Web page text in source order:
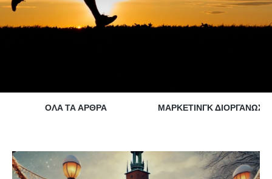
ΌΛΑ ΤΑ ΆΡΘΡΑ ΜΆΡΚΕΤΙΝΓΚ